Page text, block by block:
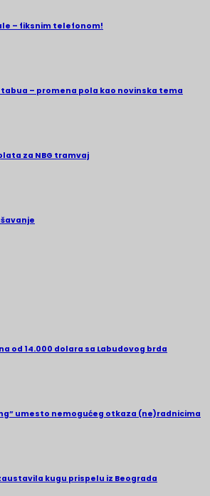
– fiksnim telefonom!
– promena pola kao novinska tema
za NBG tramvaj
od 14.000 dolara sa Labudovog brda
umesto nemogućeg otkaza (ne)radnicima
kugu prispelu iz Beograda